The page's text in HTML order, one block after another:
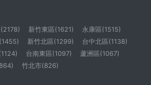
新竹東區(1621)
永康區(1515)
新竹北區(1299)
台中北區(1138)
台南東區(1097)
蘆洲區(1067)
竹北市(826)